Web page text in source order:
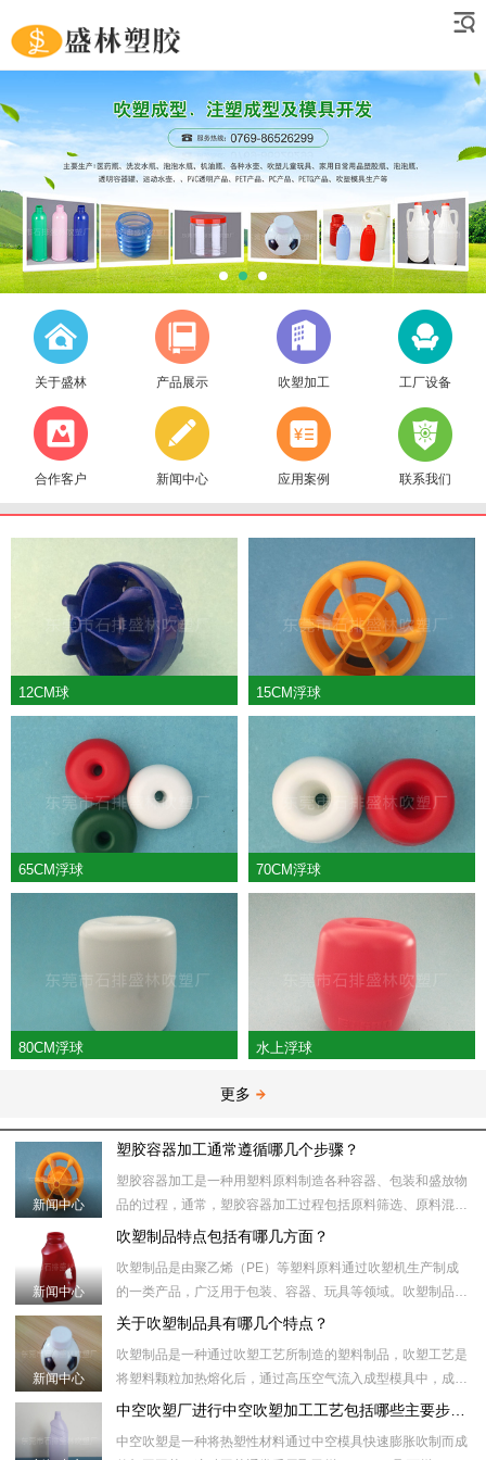
关于盛林 产品展示 吹塑加工 工厂设备
合作客户 新闻中心 应用案例 联系我们
12CM球 15CM浮球
65CM浮球 70CM浮球
80CM浮球 水上浮球
更多
新闻中心
塑胶容器加工通常遵循哪几个步骤？
塑胶容器加工是一种用塑料原料制造各种容器、包装和盛放物
品的过程，通常，塑胶容器加工过程包括原料筛选、原料混
合、塑化加热、模具注射、冷却、取出、后处理等步骤。​具体
新闻中心
吹塑制品特点包括有哪几方面？
吹塑制品是由聚乙烯（PE）等塑料原料通过吹塑机生产制成
的一类产品，广泛用于包装、容器、玩具等领域。吹塑制品制
作过程中，首先将塑料颗粒加热到合适的温度，然后将塑料颗
新闻中心
关于吹塑制品具有哪几个特点？
吹塑制品是一种通过吹塑工艺所制造的塑料制品，吹塑工艺是
将塑料颗粒加热熔化后，通过高压空气流入成型模具中，成型
模具内部的形状和壁厚受压力和温度控制。随后，通过冷却模中空吹塑厂进行中空吹塑加工工艺包括哪些主要步骤？
中空吹塑是一种将热塑性材料通过中空模具快速膨胀吹制而成